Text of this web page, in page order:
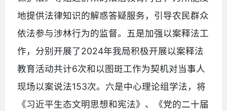
地提供法律知识的解惑答疑服务，引导农民群众
依法参与涉林行为的监督。五是加强以案释法工
作，分别开展了2024年我局积极开展以案释法
教育活动共计6次和以图斑工作为契机对当事人
现场以案说法153次。六是中心理论组学法，将
《习近平生态文明思想和宪法》、《党的二十届